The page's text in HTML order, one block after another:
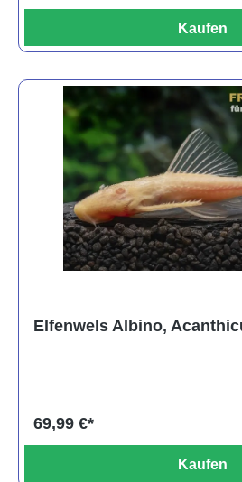
Kaufen
Elfenwels Albino,
69,99 €*
Kaufen